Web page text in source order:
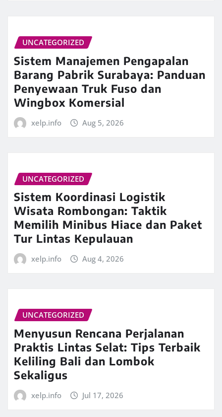
UNCATEGORIZED
Sistem Manajemen Pengapalan
Barang Pabrik Surabaya: Panduan
Penyewaan Truk Fuso dan
Wingbox Komersial
xelp.info Aug 5, 2026
UNCATEGORIZED
Sistem Koordinasi Logistik
Wisata Rombongan: Taktik
Memilih Minibus Hiace dan Paket
Tur Lintas Kepulauan
xelp.info Aug 4, 2026
UNCATEGORIZED
Menyusun Rencana Perjalanan
Praktis Lintas Selat: Tips Terbaik
Keliling Bali dan Lombok
Sekaligus
xelp.info Jul 17, 2026